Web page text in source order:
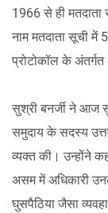
1966 से ही मतदाता
नाम मतदाता सूची
प्रोटोकॉल के
सुश्री बनर्जी ने आज
समुदाय के सदस्य
व्यक्त की। उन्होंने
असम में अधिकारी
घुसपैठिया जैसा